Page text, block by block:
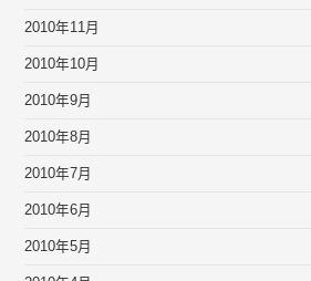
2010年11月
2010年10月
2010年9月
2010年8月
2010年7月
2010年6月
2010年5月